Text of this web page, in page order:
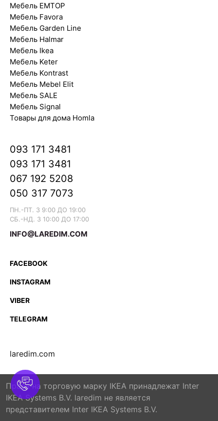
Мебель EMTOP
Мебель Favora
Мебель Garden Line
Мебель Halmar
Мебель Ikea
Мебель Keter
Мебель Kontrast
Мебель Mebel Elit
Мебель SALE
Мебель Signal
Товары для дома Homla
093 171 3481
093 171 3481
067 192 5208
050 317 7073
ПН.-ПТ. З 9:00 ДО 19:00
СБ.-НД. З 10:00 ДО 17:00
INFO@LAREDIM.COM
FACEBOOK
INSTAGRAM
VIBER
TELEGRAM
laredim.com
Права на торговую марку IКЕА принадлежат Inter
IKEA Systems B.V. laredim не является
представителем Inter IKEA Systems B.V.